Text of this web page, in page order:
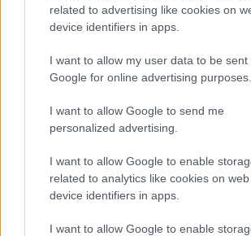
related to advertising like cookies on
device identifiers in apps.
I want to allow my user data to be sent
Google for online advertising purposes.
I want to allow Google to send me
personalized advertising.
I want to allow Google to enable
related to analytics like cookies on
device identifiers in apps.
I want to allow Google to enable
Investeren 24